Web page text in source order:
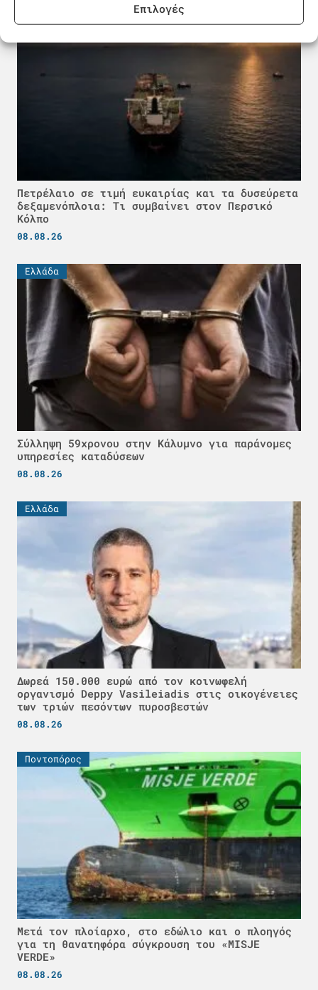
Επιλογές
Κόσμος
Πετρέλαιο σε τιμή ευκαιρίας και τα δυσεύρετα
δεξαμενόπλοια: Τι συμβαίνει στον Περσικό
Κόλπο
08.08.26
Ελλάδα
Σύλληψη 59χρονου στην Κάλυμνο για παράνομες
υπηρεσίες καταδύσεων
08.08.26
Ελλάδα
Δωρεά 150.000 ευρώ από τον κοινωφελή
οργανισμό Deppy Vasileiadis στις οικογένειες
των τριών πεσόντων πυροσβεστών
08.08.26
Ποντοπόρος
Μετά τον πλοίαρχο, στο εδώλιο και ο πλοηγός
για τη θανατηφόρα σύγκρουση του «MISJE
VERDE»
08.08.26